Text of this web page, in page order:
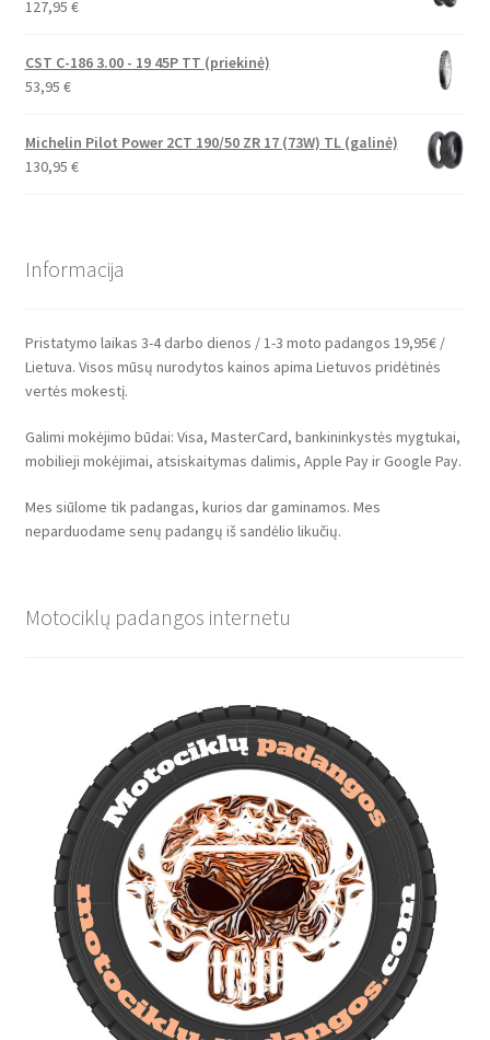
127,95 €
CST C-186 3.00 - 19 45P TT (priekinė)
53,95 €
Michelin Pilot Power 2CT 190/50 ZR 17 (73W) TL (galinė)
130,95 €
Informacija
Pristatymo laikas 3-4 darbo dienos / 1-3 moto padangos 19,95€ /
Lietuva. Visos mūsų nurodytos kainos apima Lietuvos pridėtinės
vertės mokestį.
Galimi mokėjimo būdai: Visa, MasterCard, bankininkystės mygtukai,
mobilieji mokėjimai, atsiskaitymas dalimis, Apple Pay ir Google Pay.
Mes siūlome tik padangas, kurios dar gaminamos. Mes
neparduodame senų padangų iš sandėlio likučių.
Motociklų padangos internetu